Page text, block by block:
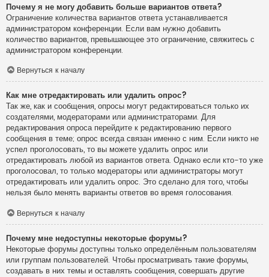
Почему я не могу добавить больше вариантов ответа?
Ограничение количества вариантов ответа устанавливается
администратором конференции. Если вам нужно добавить
количество вариантов, превышающее это ограничение, свяжитесь с
администратором конференции.
Вернуться к началу
Как мне отредактировать или удалить опрос?
Так же, как и сообщения, опросы могут редактироваться только их
создателями, модераторами или администраторами. Для
редактирования опроса перейдите к редактированию первого
сообщения в теме; опрос всегда связан именно с ним. Если никто не
успел проголосовать, то вы можете удалить опрос или
отредактировать любой из вариантов ответа. Однако если кто-то уже
проголосовал, то только модераторы или администраторы могут
отредактировать или удалить опрос. Это сделано для того, чтобы
нельзя было менять варианты ответов во время голосования.
Вернуться к началу
Почему мне недоступны некоторые форумы?
Некоторые форумы доступны только определённым пользователям
или группам пользователей. Чтобы просматривать такие форумы,
создавать в них темы и оставлять сообщения, совершать другие